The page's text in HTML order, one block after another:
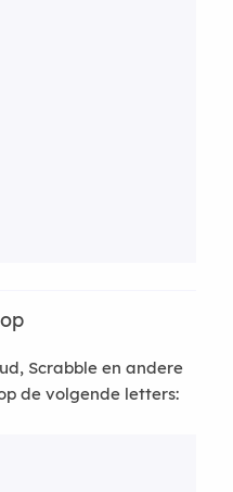
Scrabble en andere
de volgende letters: